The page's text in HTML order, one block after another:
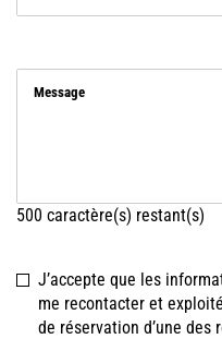
Message
500 caractère(s) restant(s)
J’accepte que les
me recontacter et
de réservation d’une des